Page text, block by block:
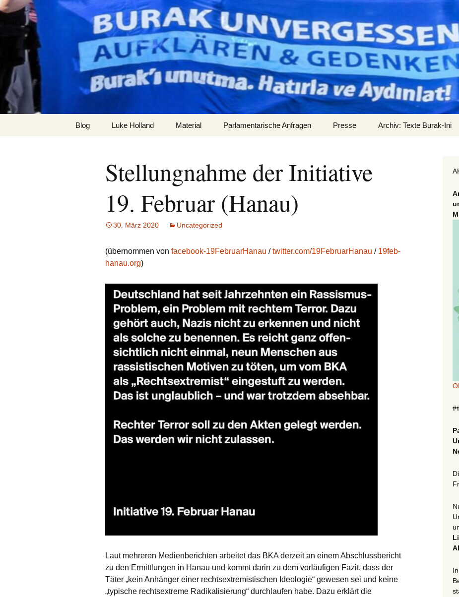
Zum
springen
burak
Blog Luke Holland Material Parlamentarische Anfragen Presse Archiv: Texte Burak-Ini
Stellungnahme der Initiative
19. Februar (Hanau)
30. März 2020 Uncategorized
(übernommen von facebook-19FebruarHanau /twitter.com/19FebruarHanau / 19feb-
hanau.org)
Laut mehreren Medienberichten arbeitet das BKA derzeit an einem Abschlussbericht
zu den Ermittlungen in Hanau und kommt darin zu dem vorläufigen Fazit, dass der
Täter „kein Anhänger einer rechtsextremistischen Ideologie“ gewesen sei und keine
„typische rechtsextreme Radikalisierung“ durchlaufen habe. Dazu erklärt die